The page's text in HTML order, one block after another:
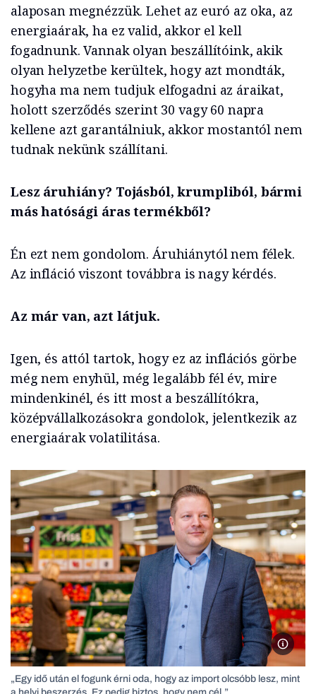
alaposan megnézzük. Lehet az euró az oka, az
energiaárak, ha ez valid, akkor el kell
fogadnunk. Vannak olyan beszállítóink, akik
olyan helyzetbe kerültek, hogy azt mondták,
hogyha ma nem tudjuk elfogadni az áraikat,
holott szerződés szerint 30 vagy 60 napra
kellene azt garantálniuk, akkor mostantól nem
tudnak nekünk szállítani.
Lesz áruhiány? Tojásból, krumpliból, bármi
más hatósági áras termékből?
Én ezt nem gondolom. Áruhiánytól nem félek.
Az infláció viszont továbbra is nagy kérdés.
Az már van, azt látjuk.
Igen, és attól tartok, hogy ez az inflációs görbe
még nem enyhül, még legalább fél év, mire
mindenkinél, és itt most a beszállítókra,
középvállalkozásokra gondolok, jelentkezik az
energiaárak volatilitása.
„Egy idő után el fogunk érni oda, hogy az import olcsóbb lesz, mint